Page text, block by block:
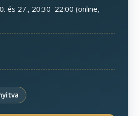
és 27., 20:30–22:00 (online,